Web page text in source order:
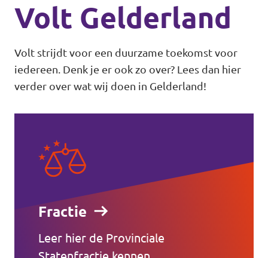
Volt Gelderland
Volt strijdt voor een duurzame toekomst voor
iedereen. Denk je er ook zo over? Lees dan hier
verder over wat wij doen in Gelderland!
Fractie
Leer hier de Provinciale